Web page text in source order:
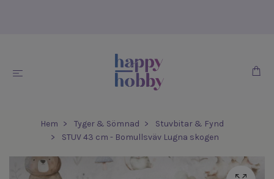
Hem Tyger & Sömnad
Stuvbitar & Fynd
STUV 43 cm - Bomullsväv Lugna skogen